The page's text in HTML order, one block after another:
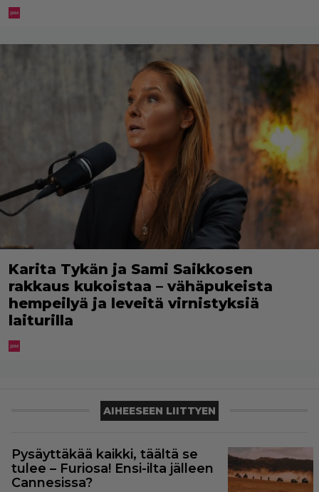
Karita Tykän ja Sami Saikkosen
rakkaus kukoistaa – vähäpukeista
hempeilyä ja leveitä virnistyksiä
laiturilla
AIHEESEEN LIITTYEN
Pysäyttäkää kaikki, täältä se
tulee – Furiosa! Ensi-ilta jälleen
Cannesissa?